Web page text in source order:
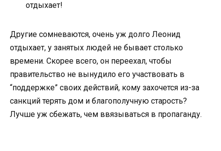
отдыхает!
Другие сомневаются, очень уж долго Леонид
отдыхает, у занятых людей не бывает столько
времени. Скорее всего, он переехал, чтобы
правительство не вынудило его участвовать в
“поддержке” своих действий, кому захочется из-за
санкций терять дом и благополучную старость?
Лучше уж сбежать, чем ввязываться в пропаганду.